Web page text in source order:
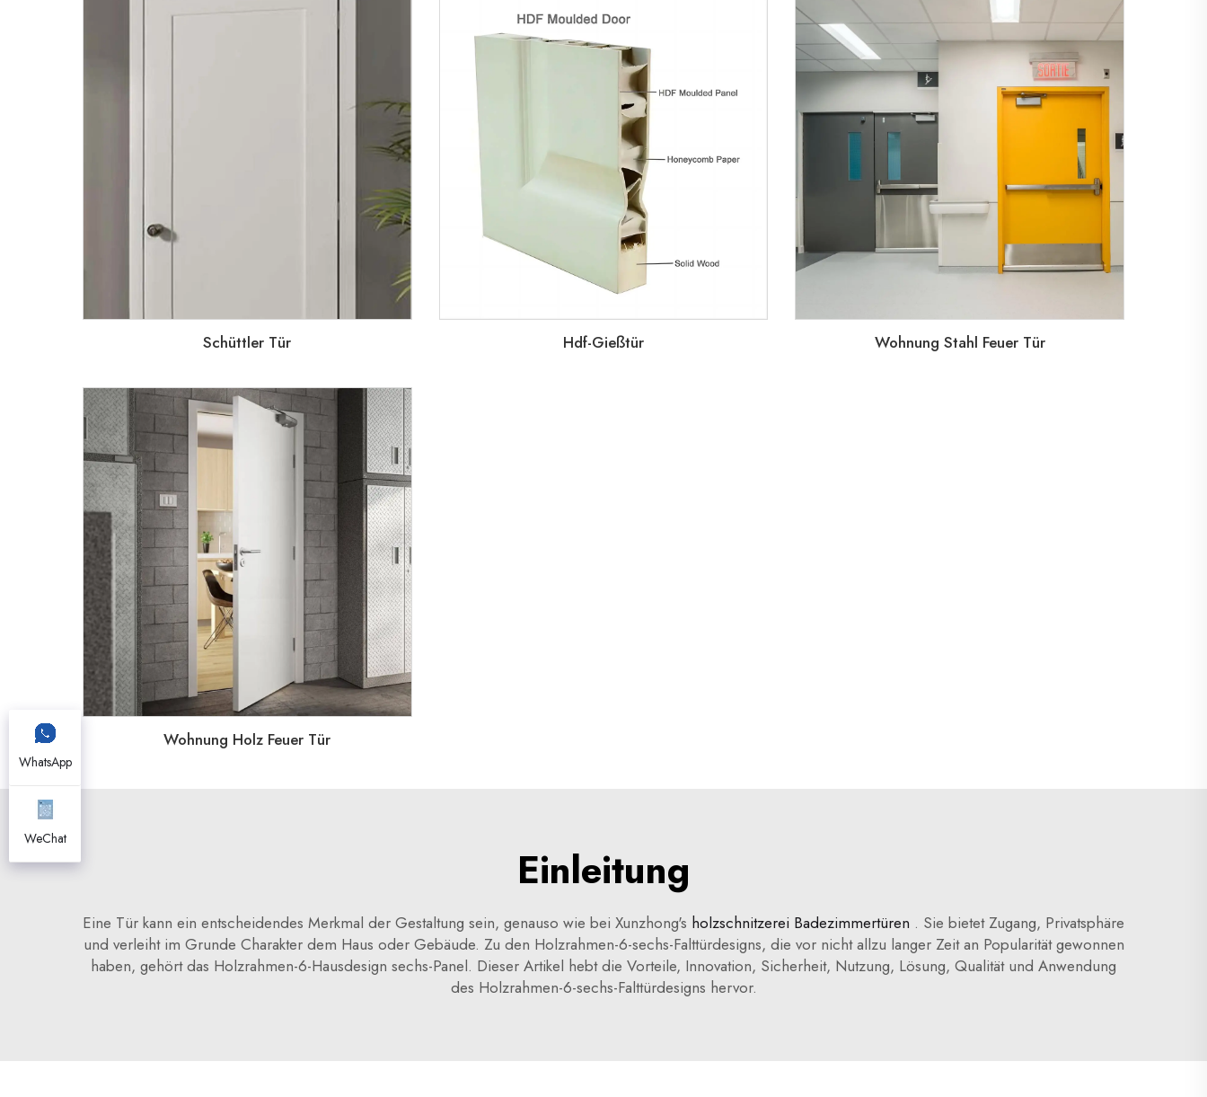
Schüttler Tür Hdf-Gießtür Wohnung Stahl Feuer Tür
Wohnung Holz Feuer Tür
Einleitung
Eine Tür kann ein entscheidendes Merkmal der Gestaltung sein, genauso wie bei Xunzhong's holzschnitzerei Badezimmertüren . Sie bietet Zugang, Privatsphäre
und verleiht im Grunde Charakter dem Haus oder Gebäude. Zu den Holzrahmen-6-sechs-Falttürdesigns, die vor nicht allzu langer Zeit an Popularität gewonnen
haben, gehört das Holzrahmen-6-Hausdesign sechs-Panel. Dieser Artikel hebt die Vorteile, Innovation, Sicherheit, Nutzung, Lösung, Qualität und Anwendung
des Holzrahmen-6-sechs-Falttürdesigns hervor.
WhatsApp
WeChat